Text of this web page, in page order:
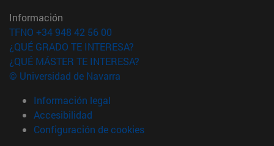
Información
TFNO +34 948 42 56 00
¿QUÉ GRADO TE INTERESA?
¿QUÉ MÁSTER TE INTERESA?
© Universidad de Navarra
Información legal
Accesibilidad
Configuración de cookies